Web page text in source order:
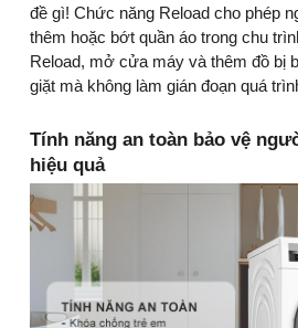
đề gì! Chức năng Reload cho phép
thêm hoặc bớt quần áo trong chu
Reload, mở cửa máy và thêm đồ bị
giặt mà không làm gián đoạn quá
Tính năng an toàn bảo vệ
hiệu quả